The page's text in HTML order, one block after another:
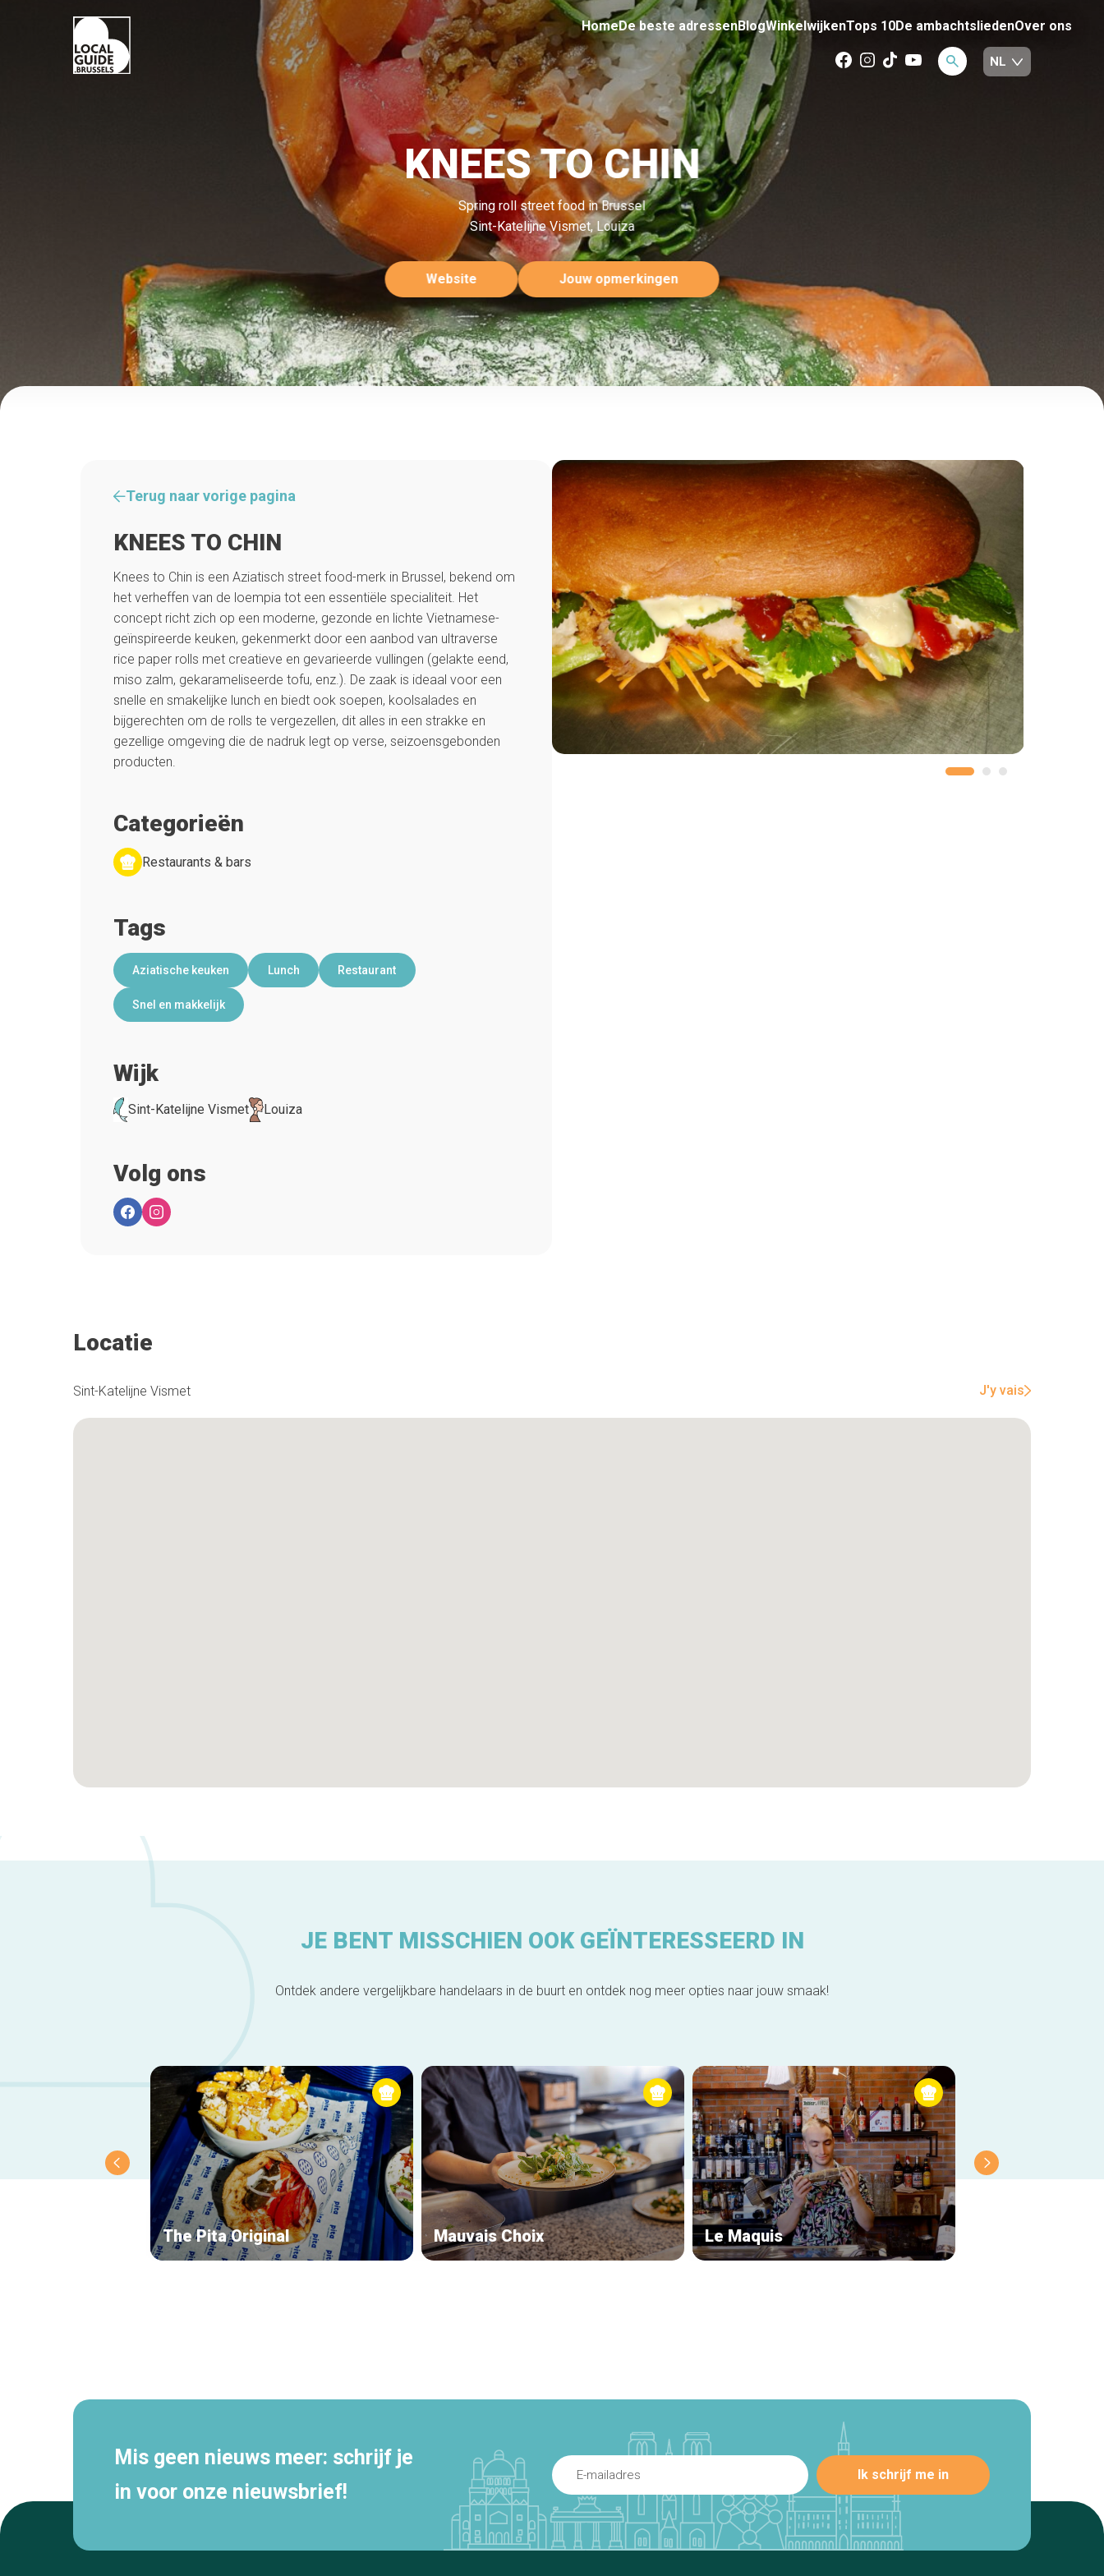
HomeDe beste adressenBlogWinkelwijkenTops 10De ambachtsliedenOver ons
KNEES TO CHIN
Spring roll street food in Brussel
Sint-Katelijne Vismet, Louiza
Website Jouw opmerkingen
Terug naar vorige pagina
KNEES TO CHIN
Knees to Chin is een Aziatisch street food-merk in Brussel, bekend om
het verheffen van de loempia tot een essentiële specialiteit. Het
concept richt zich op een moderne, gezonde en lichte Vietnamese-
geïnspireerde keuken, gekenmerkt door een aanbod van ultraverse
rice paper rolls met creatieve en gevarieerde vullingen (gelakte eend,
miso zalm, gekarameliseerde tofu, enz.). De zaak is ideaal voor een
snelle en smakelijke lunch en biedt ook soepen, koolsalades en
bijgerechten om de rolls te vergezellen, dit alles in een strakke en
gezellige omgeving die de nadruk legt op verse, seizoensgebonden
producten.
Categorieën
Restaurants & bars
Tags
Aziatische keuken Lunch Restaurant
Snel en makkelijk
Wijk
Sint-Katelijne Vismet Louiza
Volg ons
Locatie
Sint-Katelijne Vismet J'y vais
JE BENT MISSCHIEN OOK GEÏNTERESSEERD IN
Ontdek andere vergelijkbare handelaars in de buurt en ontdek nog meer opties naar jouw smaak!
The Pita Original Mauvais Choix Le Maquis
Mis geen nieuws meer: schrijf je
in voor onze nieuwsbrief!